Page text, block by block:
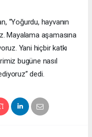
“Yoğurdu, hayvanın
Mayalama aşamasına
Yani hiçbir katkı
bugüne nasıl
dedi.